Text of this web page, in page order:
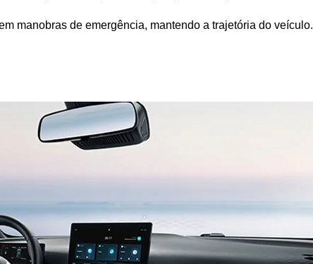
manobras de emergência, mantendo a trajetória do veículo.